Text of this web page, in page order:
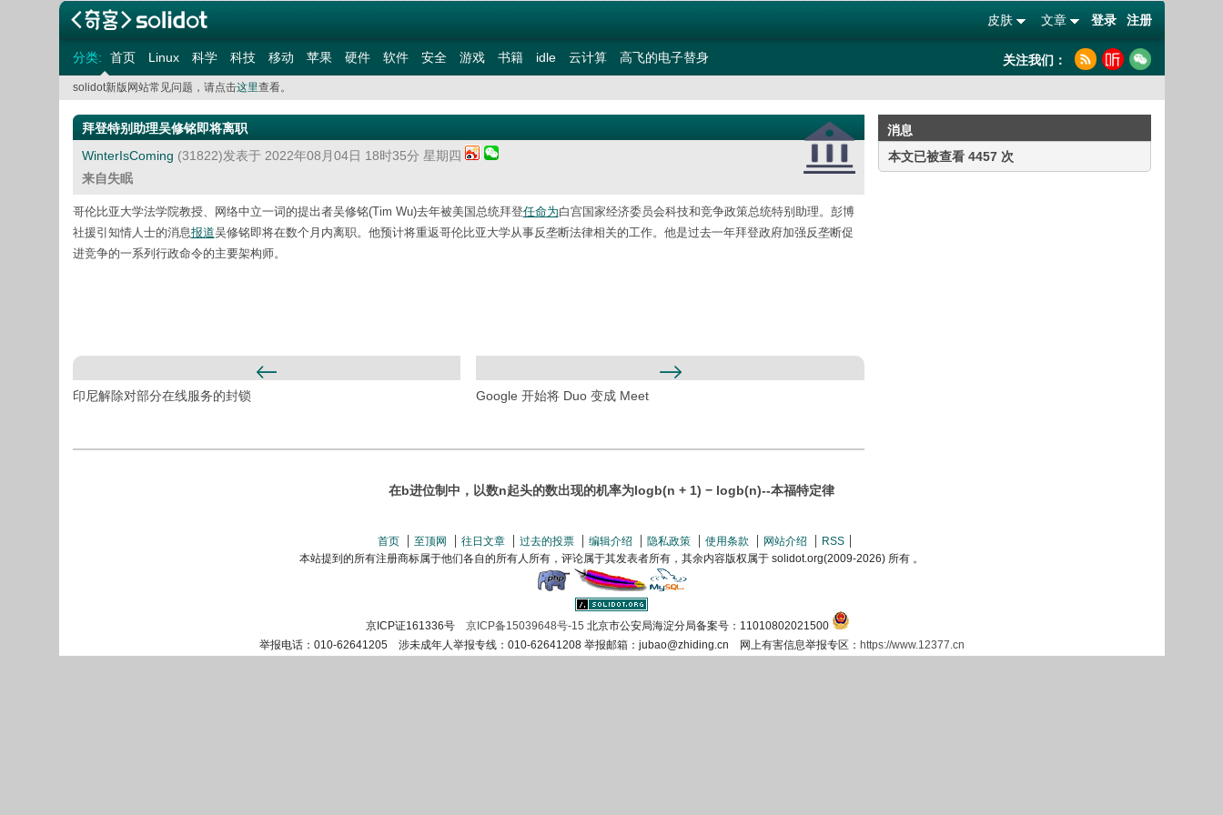
登录 注册
文章
皮肤
分类: 首页 Linux 科学 科技 移动 苹果 硬件 软件 安全 游戏 书籍 idle 云计算 高飞的电子替身 关注我们：
solidot新版网站常见问题，请点击这里查看。
消息
本文已被查看 4457 次
拜登特别助理吴修铭即将离职
WinterIsComing (31822)发表于 2022年08月04日 18时35分 星期四
来自失眠
哥伦比亚大学法学院教授、网络中立一词的提出者吴修铭(Tim Wu)去年被美国总统拜登任命为白宫国家经济委员会科技和竞争政策总统特别助理。彭博
社援引知情人士的消息报道吴修铭即将在数个月内离职。他预计将重返哥伦比亚大学从事反垄断法律相关的工作。他是过去一年拜登政府加强反垄断促
进竞争的一系列行政命令的主要架构师。
印尼解除对部分在线服务的封锁 Google 开始将 Duo 变成 Meet
在b进位制中，以数n起头的数出现的机率为logb(n + 1) − logb(n)--本福特定律
首页 至顶网 往日文章 过去的投票 编辑介绍 隐私政策 使用条款 网站介绍
RSS
本站提到的所有注册商标属于他们各自的所有人所有，评论属于其发表者所有，其余内容版权属于 solidot.org(2009-2026) 所有 。
京ICP证161336号 京ICP备15039648号-15 北京市公安局海淀分局备案号：11010802021500
举报电话：010-62641205 涉未成年人举报专线：010-62641208 举报邮箱：jubao@zhiding.cn 网上有害信息举报专区： https://www.12377.cn